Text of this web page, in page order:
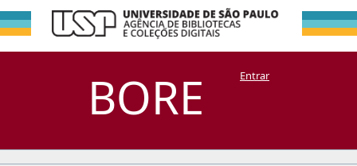
BORE
Filtrar por:
Assunto
DSpace/Manakin + CoriscoEntrar